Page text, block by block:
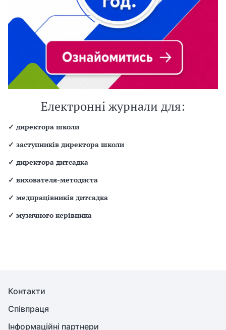
Електронні журнали для:
✓ директора школи
✓ заступників директора школи
✓ директора дитсадка
✓ вихователя-методиста
✓ медпрацівників дитсадка
✓ музичного керівника
Контакти
Співпраця
Інформаційні партнери